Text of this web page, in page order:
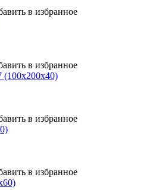
в избранное
в избранное
в избранное
в избранное